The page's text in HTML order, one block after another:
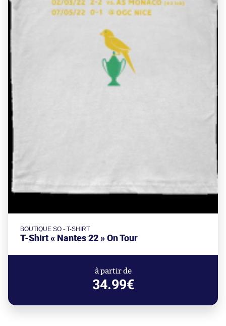
BOUTIQUE SO - T-SHIRT
T-Shirt « Nantes 22 » On Tour
à partir de
34.99€